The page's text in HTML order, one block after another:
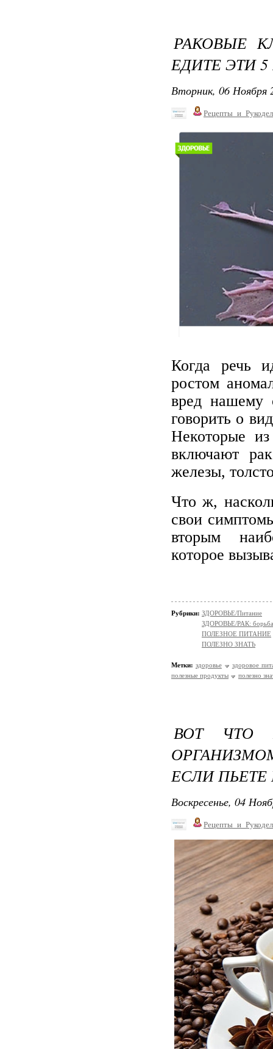
РАКОВЫЕ
ЕДИТЕ ЭТИ
Вторник, 06 Ноября
Когда речь
ростом
вред нашему
говорить о
Некоторые
включают
железы,
Что ж,
свои
вторым
которое
Рубрики: ЗДОРОВЬЕ/Питание
ЗДОРОВЬЕ/РАК: борьба
ПОЛЕЗНОЕ ПИТАНИЕ
ПОЛЕЗНО ЗНАТЬ
Метки: здоровье
здоровое
полезные продукты
полезно
ВОТ ЧТО
ЕСЛИ
Воскресенье, 04